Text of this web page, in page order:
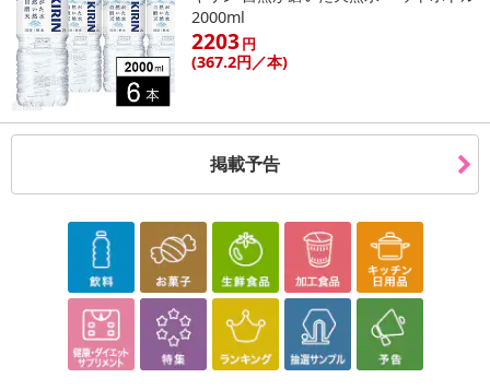
2000ml
2203円
(367.2円／本)
掲載予告